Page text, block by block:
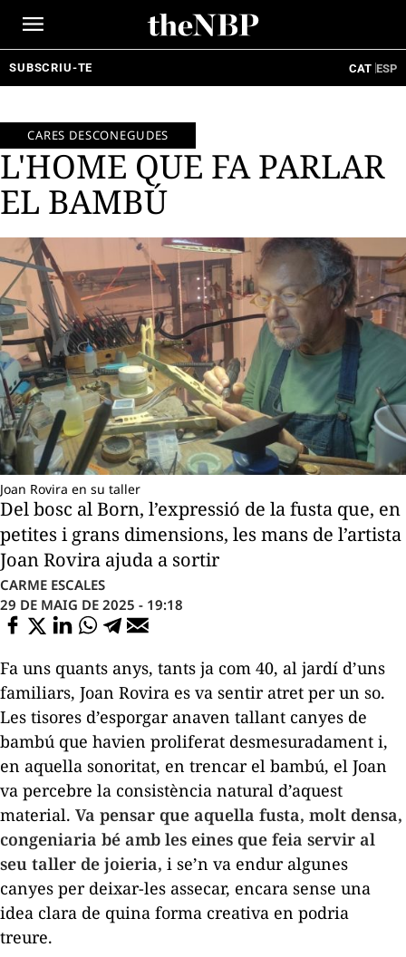
SUBSCRIU-TE CAT ESP
CARES DESCONEGUDES
L'HOME QUE FA PARLAR
EL BAMBÚ
Joan Rovira en su taller
Del bosc al Born, l’expressió de la fusta que, en
petites i grans dimensions, les mans de l’artista
Joan Rovira ajuda a sortir
CARME ESCALES
29 DE MAIG DE 2025 - 19:18
Fa uns quants anys, tants ja com 40, al jardí d’uns
familiars, Joan Rovira es va sentir atret per un so.
Les tisores d’esporgar anaven tallant canyes de
bambú que havien proliferat desmesuradament i,
en aquella sonoritat, en trencar el bambú, el Joan
va percebre la consistència natural d’aquest
material. Va pensar que aquella fusta, molt densa,
congeniaria bé amb les eines que feia servir al
seu taller de joieria, i se’n va endur algunes
canyes per deixar-les assecar, encara sense una
idea clara de quina forma creativa en podria
treure.